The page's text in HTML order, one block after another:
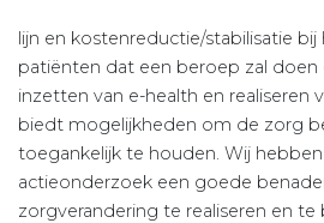
lijn en kostenreductie/stabilisatie
patiënten dat een beroep zal
inzetten van e-health en realiseren
biedt mogelijkheden om de zorg
toegankelijk te houden. Wij
actieonderzoek een goede
zorgverandering te realiseren en te